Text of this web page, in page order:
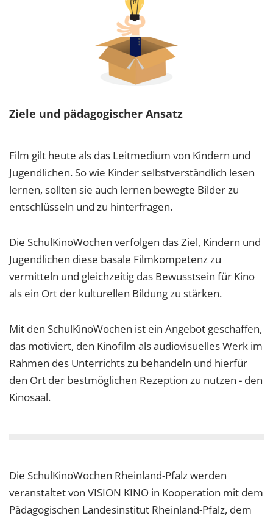
Ziele und pädagogischer Ansatz
Film gilt heute als das Leitmedium von Kindern und
Jugendlichen. So wie Kinder selbstverständlich lesen
lernen, sollten sie auch lernen bewegte Bilder zu
entschlüsseln und zu hinterfragen.
Die SchulKinoWochen verfolgen das Ziel, Kindern und
Jugendlichen diese basale Filmkompetenz zu
vermitteln und gleichzeitig das Bewusstsein für Kino
als ein Ort der kulturellen Bildung zu stärken.
Mit den SchulKinoWochen ist ein Angebot geschaffen,
das motiviert, den Kinofilm als audiovisuelles Werk im
Rahmen des Unterrichts zu behandeln und hierfür
den Ort der bestmöglichen Rezeption zu nutzen - den
Kinosaal.
Die SchulKinoWochen Rheinland-Pfalz werden
veranstaltet von VISION KINO in Kooperation mit dem
Pädagogischen Landesinstitut Rheinland-Pfalz, dem